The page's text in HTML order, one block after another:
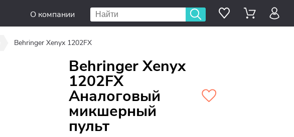
О компании
Behringer Xenyx 1202FX
Behringer Xenyx
1202FX
Аналоговый
микшерный
пульт